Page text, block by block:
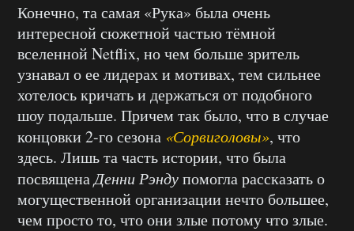
Конечно, та самая «Рука» была очень
интересной сюжетной частью тёмной
вселенной Netflix, но чем больше зритель
узнавал о ее лидерах и мотивах, тем сильнее
хотелось кричать и держаться от подобного
шоу подальше. Причем так было, что в случае
концовки 2-го сезона «Сорвиголовы», что
здесь. Лишь та часть истории, что была
посвященаДенни Рэндупомогла рассказать о
могущественной организации нечто большее,
чем просто то, что они злые потому что злые.